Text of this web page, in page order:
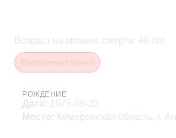
Возраст на момент смерти : 49 лет
РОЖДЕНИЕ
Дата: 1975-09-20
Место: Кемеровская область, г.